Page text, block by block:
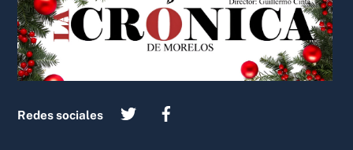
Top
Redes sociales